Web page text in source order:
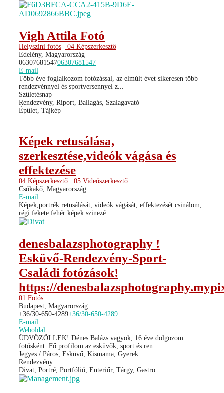
Vigh Attila Fotó
Helyszíni fotós
04 Képszerkesztő
Edelény, Magyarország
0630768154706307681547
E-mail
Több éve foglalkozom fotózással, az elmúlt évet sikeresen több
rendezvénnyel és sportversennyel z...
Születésnap
Rendezvény, Riport, Ballagás, Szalagavató
Épület, Tájkép
Képek retusálása,
szerkesztése,videók vágása és
effektezése
04 Képszerkesztő
05 Videószerkesztő
Csókakő, Magyarország
E-mail
Képek,portrék retusálását, videók vágását, effektezését csinálom,
régi fekete fehér képek szinezé...
denesbalazsphotography !
Esküvő-Rendezvény-Sport-
Családi fotózások!
https://
01 Fotós
Budapest, Magyarország
+36/30-650-4289+36/30-650-4289
E-mail
Weboldal
ÜDVÖZÖLLEK! Dénes Balázs vagyok, 16 éve dolgozom
fotósként. Fő profilom az esküvők, sport és ren...
Jegyes / Páros, Esküvő, Kismama, Gyerek
Rendezvény
Divat, Portré, Portfólió, Enteriőr, Tárgy, Gastro